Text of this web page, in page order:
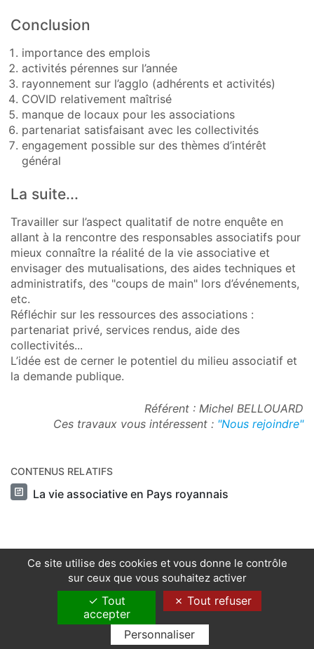
Conclusion
importance des emplois
activités pérennes sur l’année
rayonnement sur l’agglo (adhérents et activités)
COVID relativement maîtrisé
manque de locaux pour les associations
partenariat satisfaisant avec les collectivités
engagement possible sur des thèmes d’intérêt
général
La suite...
Travailler sur l’aspect qualitatif de notre enquête en
allant à la rencontre des responsables associatifs pour
mieux connaître la réalité de la vie associative et
envisager des mutualisations, des aides techniques et
administratifs, des "coups de main" lors d’événements,
etc.
Réfléchir sur les ressources des associations :
partenariat privé, services rendus, aide des
collectivités...
L’idée est de cerner le potentiel du milieu associatif et
la demande publique.
Référent : Michel BELLOUARD
Ces travaux vous intéressent : "Nous rejoindre"
CONTENUS RELATIFS
La vie associative en Pays royannais
© CARA 2023
|Mentions légales
Ce site utilise des cookies et vous donne le contrôle
sur ceux que vous souhaitez activer
Tout
accepter
Tout refuser
Personnaliser